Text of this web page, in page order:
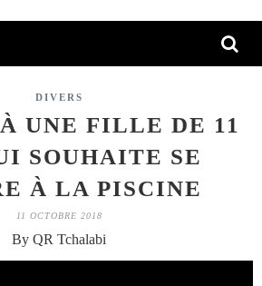
DIVERS
UNE FILLE DE 11
SOUHAITE SE
À LA PISCINE
11 OCTOBRE 2018
By QR Tchalabi